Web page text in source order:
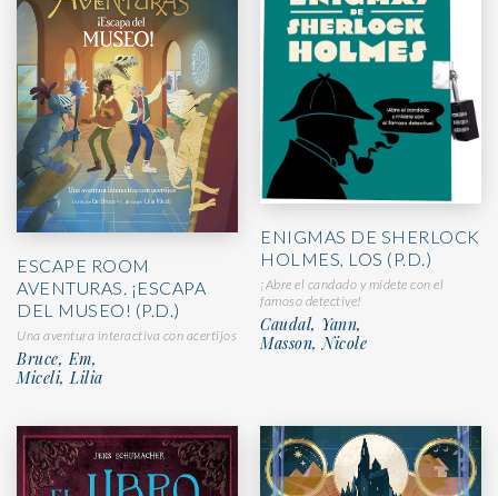
ESCAPE ROOM
AVENTURAS. ¡ESCAPA
DEL MUSEO! (P.D.)
Una aventura interactiva con acertijos
Bruce, Em,
Miceli, Lilia
ENIGMAS DE SHERLOCK
HOLMES, LOS (P.D.)
¡Abre el candado y mídete con el
famoso detective!
Caudal, Yann,
Masson, Nicole